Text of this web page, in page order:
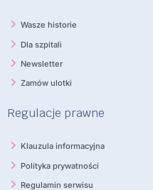
Wasze historie
Dla szpitali
Newsletter
Zamów ulotki
Regulacje prawne
Klauzula informacyjna
Polityka prywatności
Regulamin serwisu